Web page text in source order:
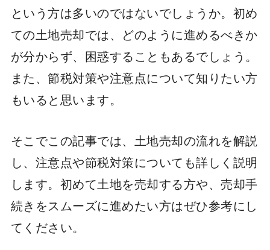
という方は多いのではないでしょうか。初め
ての土地売却では、どのように進めるべきか
が分からず、困惑することもあるでしょう。
また、節税対策や注意点について知りたい方
もいると思います。
そこでこの記事では、土地売却の流れを解説
し、注意点や節税対策についても詳しく説明
します。初めて土地を売却する方や、売却手
続きをスムーズに進めたい方はぜひ参考にし
てください。